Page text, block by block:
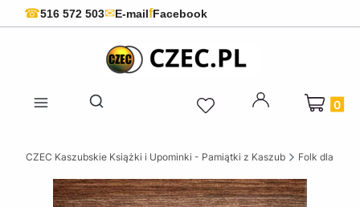
☎516 572 503✉E-mailfFacebook
Otwórz wyszukiwarkę
Produkty
CZEC Kaszubskie Książki i Upominki - Pamiątki z Kaszub Folk dla